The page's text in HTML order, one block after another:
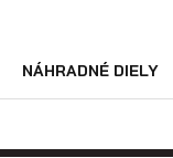
NÁHRADNÉ DIELY